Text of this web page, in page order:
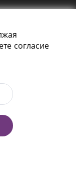
17)
согласие